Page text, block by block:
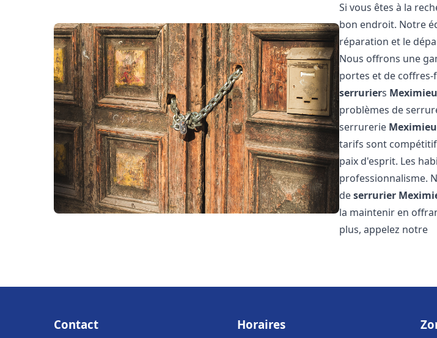
Si vous êtes à la
bon endroit. Notre
réparation et le
Nous offrons une
portes et de coffres-
serruriers
problèmes de
serrurerie
tarifs sont
paix d'esprit. Les
professionnalisme.
deserrurier
la maintenir en
plus, appelez notre
Contact Horaires